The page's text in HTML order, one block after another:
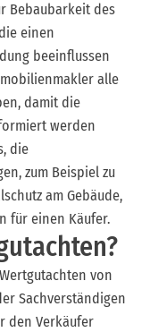
Bebaubarkeit des
einen
beeinflussen
alle
damit die
werden
die
zum Beispiel zu
am Gebäude,
für einen Käufer.
von
Sachverständigen
den Verkäufer